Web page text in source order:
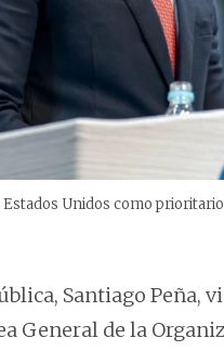
Unidos como
Santiago Peña,
General de la